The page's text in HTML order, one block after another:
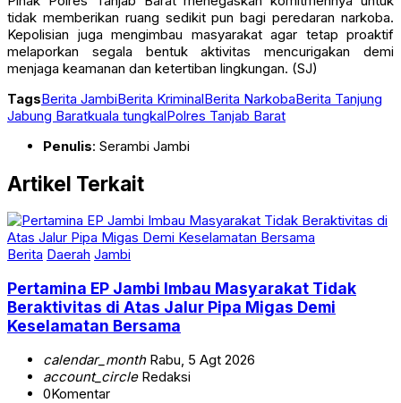
tidak memberikan ruang sedikit pun bagi peredaran narkoba.
Kepolisian juga mengimbau masyarakat agar tetap proaktif
melaporkan segala bentuk aktivitas mencurigakan demi
menjaga keamanan dan ketertiban lingkungan. (SJ)
TagsBerita JambiBerita KriminalBerita NarkobaBerita Tanjung
Jabung Baratkuala tungkalPolres Tanjab Barat
Penulis: Serambi Jambi
Artikel Terkait
Berita Daerah Jambi
Pertamina EP Jambi Imbau Masyarakat Tidak
Beraktivitas di Atas Jalur Pipa Migas Demi
Keselamatan Bersama
calendar_monthRabu, 5 Agt 2026
account_circleRedaksi
0Komentar